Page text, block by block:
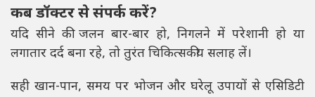
कब डॉक्टर से संपर्क करें?
यदि सीने की जलन बार-बार हो, निगलने में परेशानी हो या
लगातार दर्द बना रहे, तो तुरंत चिकित्सकीय सलाह लें।
सही खान-पान, समय पर भोजन और घरेलू उपायों से एसिडिटी